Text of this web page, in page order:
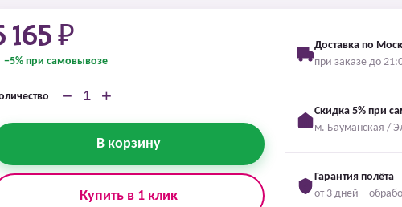
165 ₽
−5% при самовывозе
− +
В корзину
Купить в 1 клик
Доставка по
при заказе до
Скидка 5% при
м. Бауманская /
Гарантия полёта
от 3 дней –